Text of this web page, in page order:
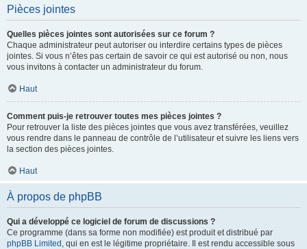
Pièces jointes
Quelles pièces jointes sont autorisées sur ce forum ?
Chaque administrateur peut autoriser ou interdire certains types de pièces
jointes. Si vous n’êtes pas certain de savoir ce qui est autorisé ou non, nous
vous invitons à contacter un administrateur du forum.
Haut
Comment puis-je retrouver toutes mes pièces jointes ?
Pour retrouver la liste des pièces jointes que vous avez transférées, veuillez
vous rendre dans le panneau de contrôle de l’utilisateur et suivre les liens vers
la section des pièces jointes.
Haut
À propos de phpBB
Qui a développé ce logiciel de forum de discussions ?
Ce programme (dans sa forme non modifiée) est produit et distribué par
phpBB Limited , qui en est le légitime propriétaire. Il est rendu accessible sous